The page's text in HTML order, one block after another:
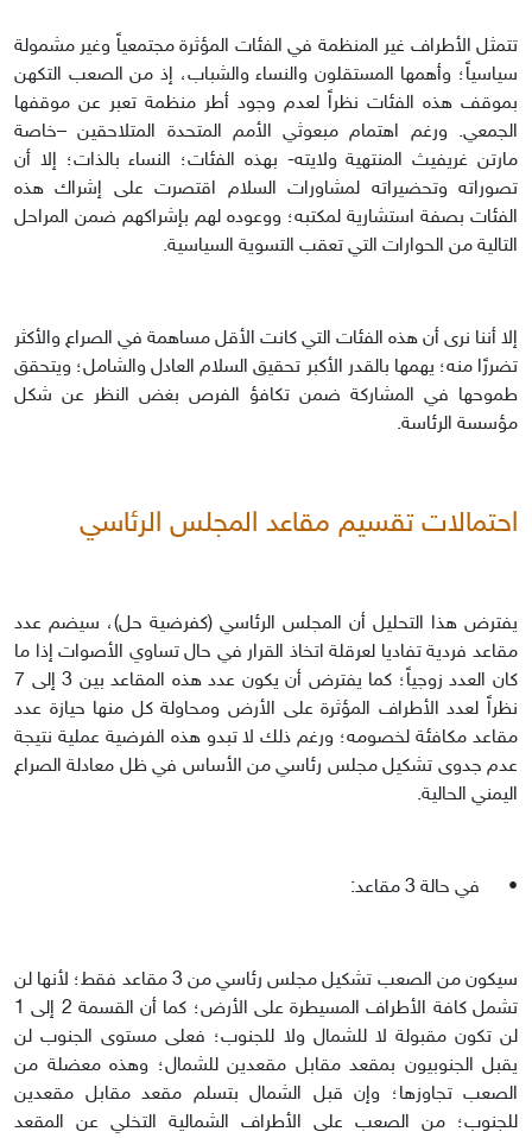
تتمثل الأطراف غير المنظمة في الفئات المؤثرة مجتمعياً وغير مشمولة
سياسياً؛ وأهمها المستقلون والنساء والشباب، إذ من الصعب التكهن
بموقف هذه الفئات نظراً لعدم وجود أطر منظمة تعبر عن موقفها
الجمعي. ورغم اهتمام مبعوثي الأمم المتحدة المتلاحقين –خاصة
مارتن غريفيث المنتهية ولايته- بهذه الفئات؛ النساء بالذات؛ إلا أن
تصوراته وتحضيراته لمشاورات السلام اقتصرت على إشراك هذه
الفئات بصفة استشارية لمكتبه؛ ووعوده لهم بإشراكهم ضمن المراحل
التالية من الحوارات التي تعقب التسوية السياسية.
إلا أننا نرى أن هذه الفئات التي كانت الأقل مساهمة في الصراع والأكثر
تضررًا منه؛ يهمها بالقدر الأكبر تحقيق السلام العادل والشامل؛ ويتحقق
طموحها في المشاركة ضمن تكافؤ الفرص بغض النظر عن شكل
مؤسسة الرئاسة.
احتمالات تقسيم مقاعد المجلس الرئاسي
يفترض هذا التحليل أن المجلس الرئاسي (كفرضية حل)، سيضم عدد
مقاعد فردية تفاديا لعرقلة اتخاذ القرار في حال تساوي الأصوات إذا ما
كان العدد زوجياً؛ كما يفترض أن يكون عدد هذه المقاعد بين 3 إلى 7
نظراً لعدد الأطراف المؤثرة على الأرض ومحاولة كل منها حيازة عدد
مقاعد مكافئة لخصومه؛ ورغم ذلك لا تبدو هذه الفرضية عملية نتيجة
عدم جدوى تشكيل مجلس رئاسي من الأساس في ظل معادلة الصراع
اليمني الحالية.
• في حالة 3 مقاعد:
سيكون من الصعب تشكيل مجلس رئاسي من 3 مقاعد فقط؛ لأنها لن
تشمل كافة الأطراف المسيطرة على الأرض؛ كما أن القسمة 2 إلى 1
لن تكون مقبولة لا للشمال ولا للجنوب؛ فعلى مستوى الجنوب لن
يقبل الجنوبيون بمقعد مقابل مقعدين للشمال؛ وهذه معضلة من
الصعب تجاوزها؛ وإن قبل الشمال بتسلم مقعد مقابل مقعدين
للجنوب؛ من الصعب على الأطراف الشمالية التخلي عن المقعد